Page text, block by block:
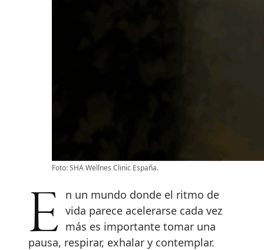
Foto: SHA Wellnes Clinic España.
En un mundo donde el ritmo de vida parece acelerarse cada vez
más es importante tomar una
pausa, respirar, exhalar y contemplar.